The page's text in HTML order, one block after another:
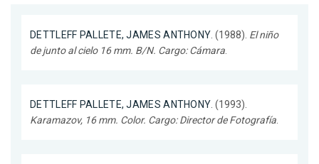
DETTLEFF PALLETE, JAMES ANTHONY. (1988). El niño
de junto al cielo 16 mm. B/N. Cargo: Cámara.
DETTLEFF PALLETE, JAMES ANTHONY. (1993).
Karamazov, 16 mm. Color. Cargo: Director de Fotografía.